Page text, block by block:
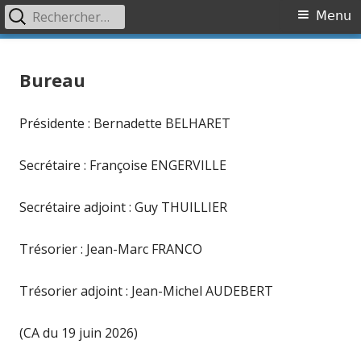
Primary
Menu
Rechercher :
Bureau
Présidente : Bernadette BELHARET
Secrétaire : Françoise ENGERVILLE
Secrétaire adjoint : Guy THUILLIER
Trésorier : Jean-Marc FRANCO
Trésorier adjoint : Jean-Michel AUDEBERT
(CA du 19 juin 2026)